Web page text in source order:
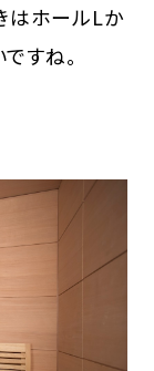
はホールLか
すね。